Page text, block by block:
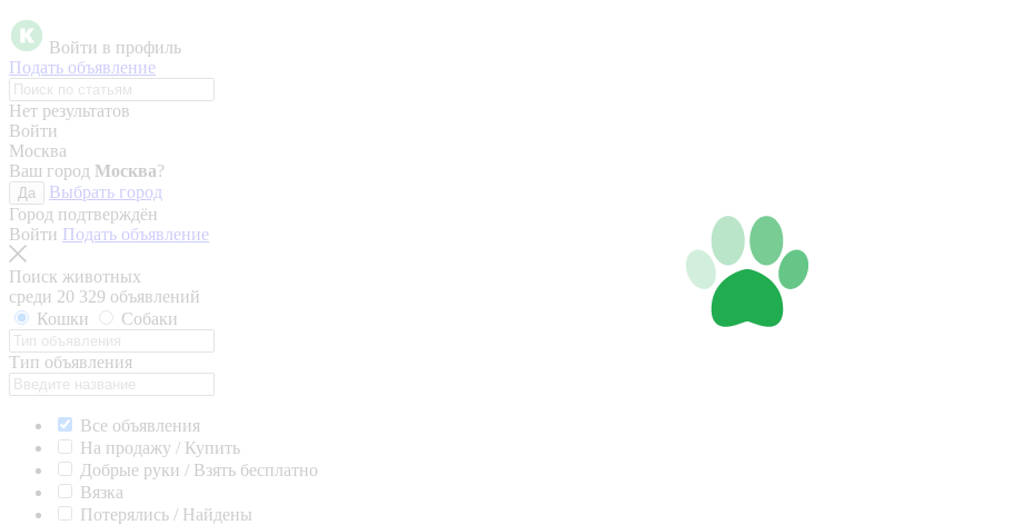
Войти в профиль
Подать объявление
Нет результатов
Войти
Москва
Ваш город Москва?
Да
Выбрать город
Город подтверждён
Войти Подать объявление
Поиск животных
среди 20 329 объявлений
Кошки
Собаки
Тип объявления
Все объявления
На продажу / Купить
Добрые руки / Взять бесплатно
Вязка
Потерялись / Найдены